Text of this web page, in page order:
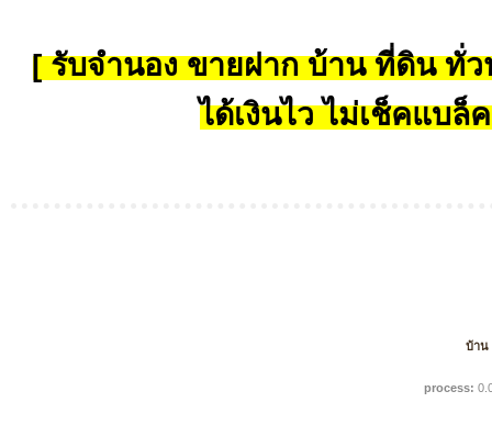
[ รับจำนอง ขายฝาก บ้าน ที่ดิน ทั่ว
ได้เงินไว ไม่เช็คแบล็
บ้าน
process: